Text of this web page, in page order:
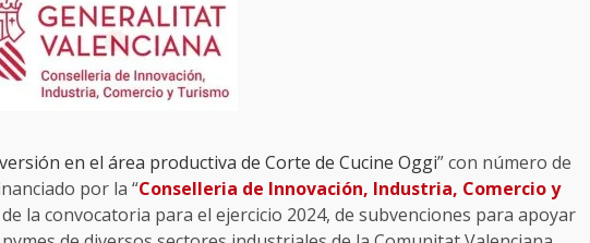
en el área productiva de Corte de Cucine Oggi” con número de
por la “Conselleria de Innovación, Industria, Comercio y
la convocatoria para el ejercicio 2024, de subvenciones para apoyar